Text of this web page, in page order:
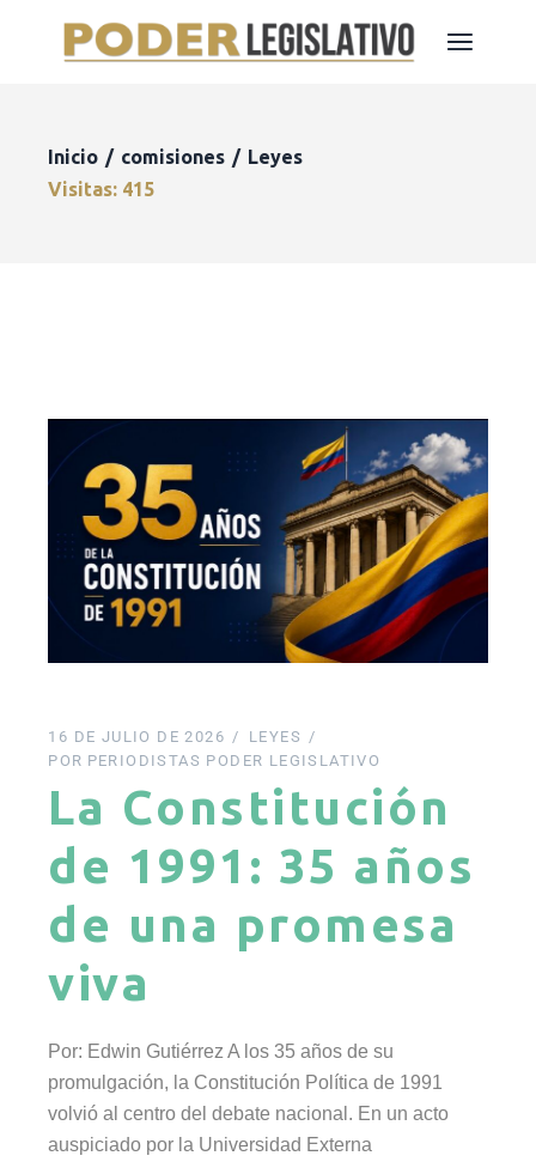
Inicio comisiones
Leyes
Visitas: 415
16 DE JULIO DE 2026
LEYES
POR PERIODISTAS PODER LEGISLATIVO
La Constitución
de 1991: 35 años
de una promesa
viva
Por: Edwin Gutiérrez A los 35 años de su
promulgación, la Constitución Política de 1991
volvió al centro del debate nacional. En un acto
auspiciado por la Universidad Externa